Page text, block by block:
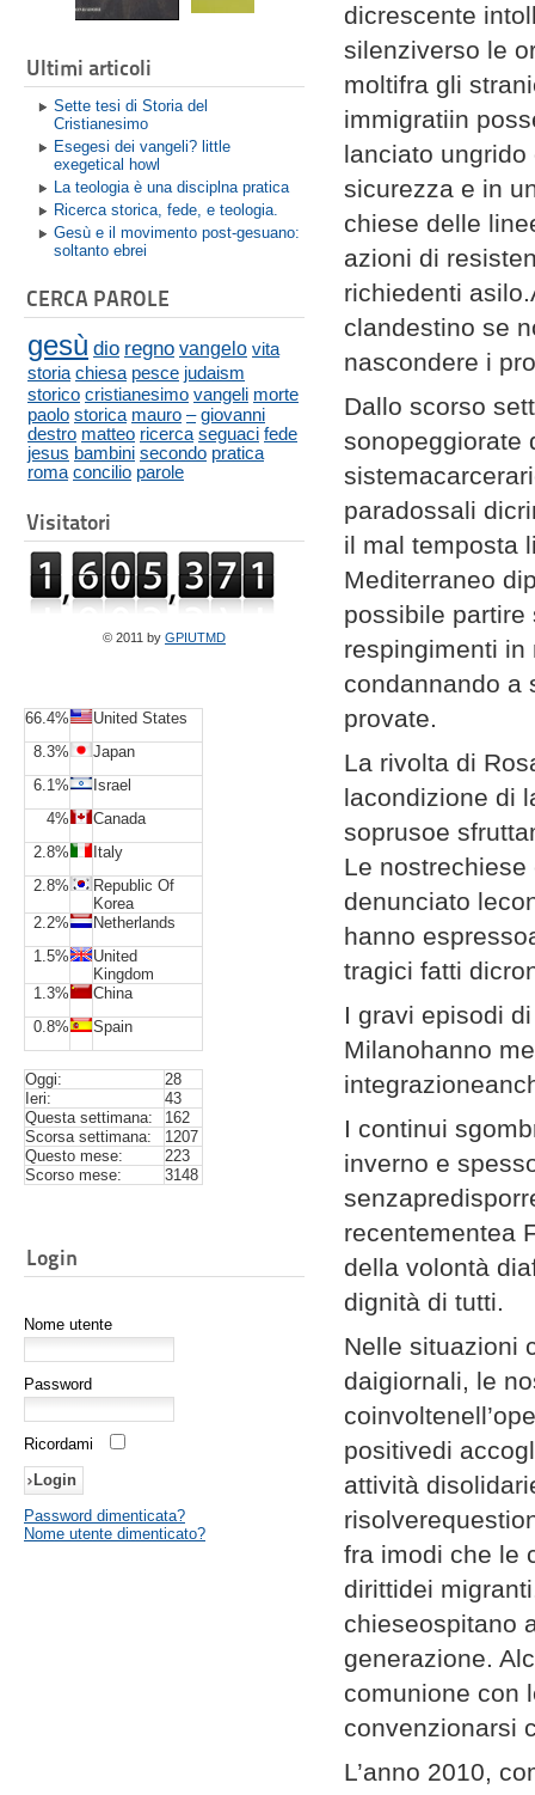
Ultimi articoli
Sette tesi di Storia del
Cristianesimo
Esegesi dei vangeli? little
exegetical howl
La teologia è una disciplna pratica
Ricerca storica, fede, e teologia.
Gesù e il movimento post-gesuano:
soltanto ebrei
CERCA PAROLE
gesù dio regno vangelo vita
storia chiesa pesce judaism
storico cristianesimo vangeli morte
paolo storica mauro – giovanni
destro matteo ricerca seguaci fede
jesus bambini secondo pratica
roma concilio parole
Visitatori
© 2011 by GPIUTMD
66.4%
United States
8.3%
Japan
6.1%
Israel
4%
Canada
2.8%
Italy
2.8%
Republic Of
Korea
2.2%
Netherlands
1.5%
United
Kingdom
1.3%
China
0.8%
Spain
Oggi:
28
Ieri:
43
Questa settimana:
162
Scorsa settimana:
1207
Questo mese:
223
Scorso mese:
3148
Login
Nome utente
Password
Ricordami
Password dimenticata?
Nome utente dimenticato?
dicrescente
silenziverso le
moltifra gli
immigratiin
lanciato ungrido
sicurezza e in
chiese delle
azioni di
richiedenti
clandestino se
nascondere i
Dallo scorso
sonopeggiorate
paradossali
il mal temposta
Mediterraneo
possibile
respingimenti
condannando a
provate.
La rivolta di
lacondizione di
soprusoe
Le
denunciato
hanno
tragici fatti
I gravi episodi
Milanohanno
I continui
inverno e
recentementea
della volontà
dignità di tutti.
Nelle situazioni
daigiornali, le
positivedi
attività
fra imodi che le
dirittidei
chieseospitano
generazione.
comunione con
convenzionarsi
L’anno 2010,